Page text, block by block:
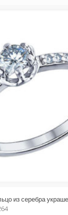
из серебра